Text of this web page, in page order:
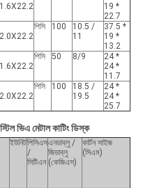
19 *
22.7
পিসি 100
10.5 /
11
37.5 *
19 *
13.2
পিসি 50 8/9
24 *
24 *
11.7
পিসি 100
18.5 /
19.5
24 *
24 *
25.7
ভিএ মেটাল কাটিং ডিস্ক
ইউনিটপিসিএস
/
সিটিএন
এনডাব্লু /
জিডাব্লু
(কেজিএস)
কার্টন সাইজ
(সিএম)